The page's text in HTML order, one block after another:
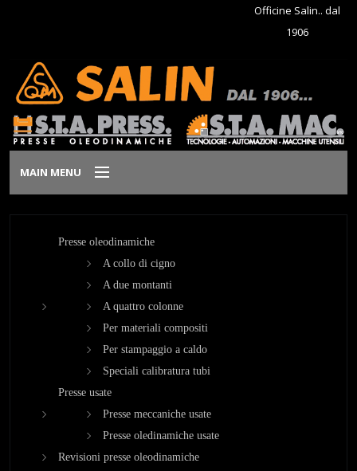
Officine Salin.. dal
1906
MAIN MENU
Presse oleodinamiche
A collo di cigno
A due montanti
A quattro colonne
Per materiali compositi
Per stampaggio a caldo
Speciali calibratura tubi
Presse usate
Presse meccaniche usate
Presse oledinamiche usate
Revisioni presse oleodinamiche